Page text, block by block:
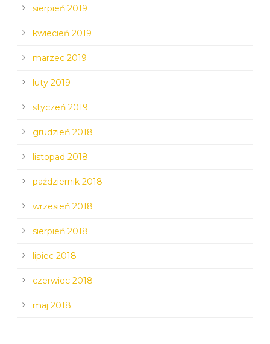
sierpień 2019
kwiecień 2019
marzec 2019
luty 2019
styczeń 2019
grudzień 2018
listopad 2018
październik 2018
wrzesień 2018
sierpień 2018
lipiec 2018
czerwiec 2018
maj 2018